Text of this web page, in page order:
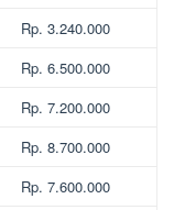
Rp. 3.240.000
Rp. 6.500.000
Rp. 7.200.000
Rp. 8.700.000
Rp. 7.600.000